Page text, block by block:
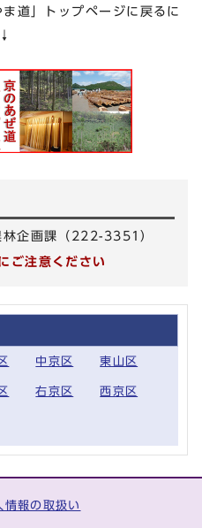
」トップページに戻るに
企画課（222-3351）
ご注意ください
中京区 東山区
右京区 西京区
情報の取扱い